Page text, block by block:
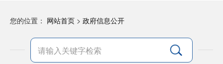
您的位置： 网站首页 > 政府信息公开